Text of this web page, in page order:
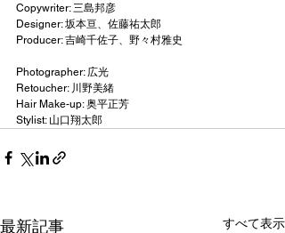
Copywriter: 三島邦彦
Designer: 坂本亘、佐藤祐太郎
Producer: 吉崎千佐子、野々村雅史
Photographer: 広光
Retoucher: 川野美緒
Hair Make-up: 奥平正芳
Stylist: 山口翔太郎
最新記事 すべて表示